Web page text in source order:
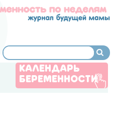
КАЛЕНДАРЬ
БЕРЕМЕННОСТИ